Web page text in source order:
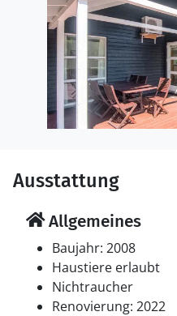
Ausstattung
Allgemeines
Baujahr: 2008
Haustiere erlaubt
Nichtraucher
Renovierung: 2022